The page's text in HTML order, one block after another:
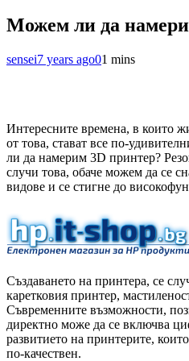
Можем ли да
sensei7 years ago01 mins
Интересните времена, в които
от това, стават все по-
ли да намерим 3D принтер?
случи това, обаче можем да се
видове и се стигне до
Създаването на принтера, се
каретковия принтер,
Съвременните възможности,
директно може да се включва
развитието на принтерите,
по-качествен.